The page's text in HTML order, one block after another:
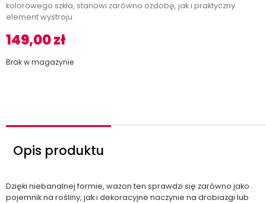
kolorowego szkła, stanowi zarówno ozdobę, jak i praktyczny
element wystroju.
149,00zł
Brak w magazynie
Opis produktu
Dzięki niebanalnej formie, wazon ten sprawdzi się zarówno jako
pojemnik na rośliny, jak i dekoracyjne naczynie na drobiazgi lub